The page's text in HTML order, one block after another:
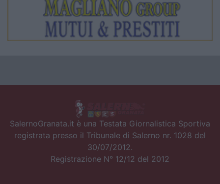
SalernoGranata.it è una Testata Giornalistica Sportiva
registrata presso il Tribunale di Salerno nr. 1028 del
30/07/2012.
Registrazione N° 12/12 del 2012